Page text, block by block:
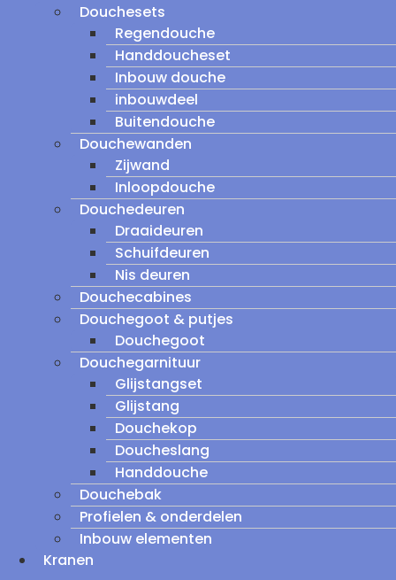
Douchesets
Regendouche
Handdoucheset
Inbouw douche
inbouwdeel
Buitendouche
Douchewanden
Zijwand
Inloopdouche
Douchedeuren
Draaideuren
Schuifdeuren
Nis deuren
Douchecabines
Douchegoot & putjes
Douchegoot
Douchegarnituur
Glijstangset
Glijstang
Douchekop
Doucheslang
Handdouche
Douchebak
Profielen & onderdelen
Inbouw elementen
Kranen